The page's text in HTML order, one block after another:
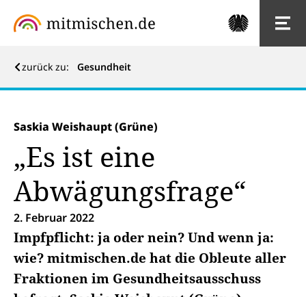
zurück zu: Gesundheit
Saskia Weishaupt (Grüne)
„Es ist eine
Abwägungsfrage“
2. Februar 2022
Impfpflicht: ja oder nein? Und wenn ja:
wie? mitmischen.de hat die Obleute aller
Fraktionen im Gesundheitsausschuss